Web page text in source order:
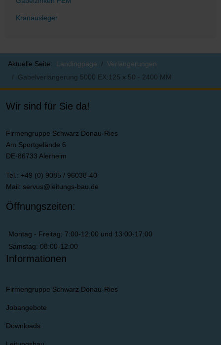
Kranausleger
Aktuelle Seite: Landingpage
Verlängerungen
Gabelverlängerung 5000 EX:125 x 50 - 2400 MM
Wir sind für Sie da!
Firmengruppe Schwarz Donau-Ries
Am Sportgelände 6
DE-86733 Alerheim
Tel.: +49 (0) 9085 / 96038-40
Mail: servus@leitungs-bau.de
Öffnungszeiten:
Montag - Freitag: 7:00-12:00 und 13:00-17:00
Samstag: 08:00-12:00
Informationen
Firmengruppe Schwarz Donau-Ries
Jobangebote
Downloads